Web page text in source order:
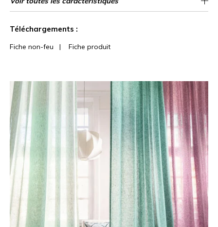
Accoustique
Outdoor
Téléchargements :
Fiche non-feu | Fiche produit